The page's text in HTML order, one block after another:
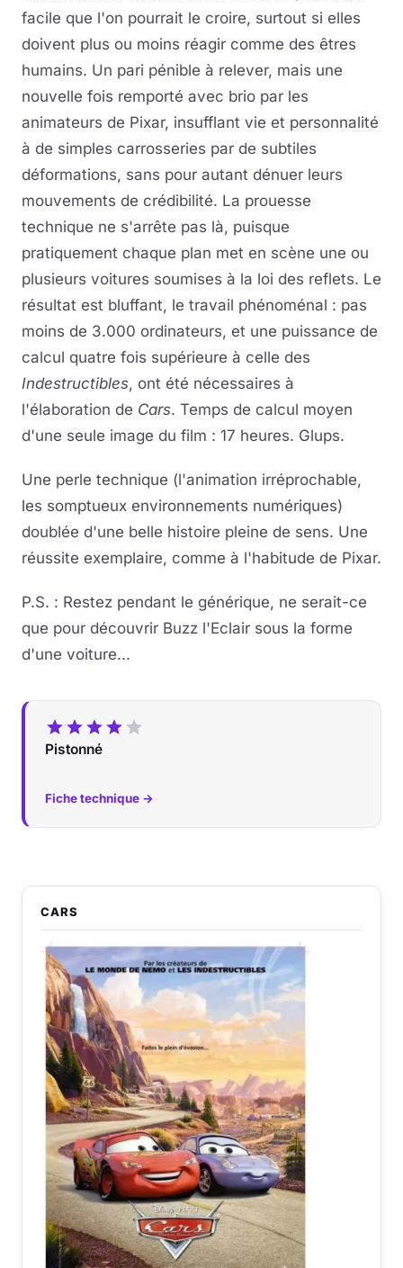
facile que l'on pourrait le croire, surtout si elles
doivent plus ou moins réagir comme des êtres
humains. Un pari pénible à relever, mais une
nouvelle fois remporté avec brio par les
animateurs de Pixar, insufflant vie et personnalité
à de simples carrosseries par de subtiles
déformations, sans pour autant dénuer leurs
mouvements de crédibilité. La prouesse
technique ne s'arrête pas là, puisque
pratiquement chaque plan met en scène une ou
plusieurs voitures soumises à la loi des reflets. Le
résultat est bluffant, le travail phénoménal : pas
moins de 3.000 ordinateurs, et une puissance de
calcul quatre fois supérieure à celle des
Indestructibles, ont été nécessaires à
l'élaboration de Cars. Temps de calcul moyen
d'une seule image du film : 17 heures. Glups.
Une perle technique (l'animation irréprochable,
les somptueux environnements numériques)
doublée d'une belle histoire pleine de sens. Une
réussite exemplaire, comme à l'habitude de Pixar.
P.S. : Restez pendant le générique, ne serait-ce
que pour découvrir Buzz l'Eclair sous la forme
d'une voiture...
Pistonné
Fiche technique →
CARS